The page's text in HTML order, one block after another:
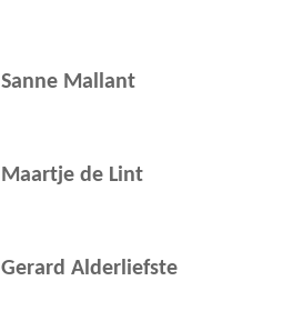
Sanne Mallant
Maartje de Lint
Gerard Alderliefste